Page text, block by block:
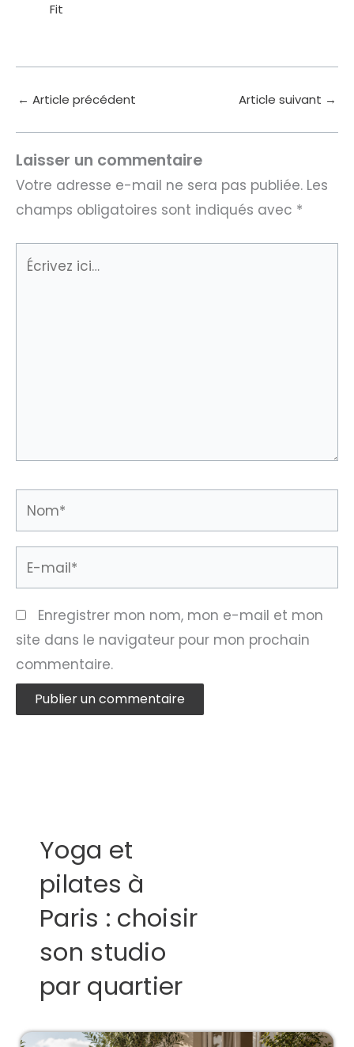
Fit
← Article précédent Article suivant →
Laisser un commentaire
Votre adresse e-mail ne sera pas publiée. Les
champs obligatoires sont indiqués avec *
Écrivez
Enregistrer mon nom, mon e-mail et mon
site dans le navigateur pour mon prochain
commentaire.
Yoga et
pilates à
Paris : choisir
son studio
par quartier